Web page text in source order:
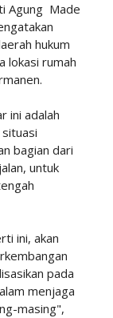
Agung Made
hukum
lokasi rumah
ini adalah
bagian dari
untuk
ini, akan
pada
menjaga
masing",